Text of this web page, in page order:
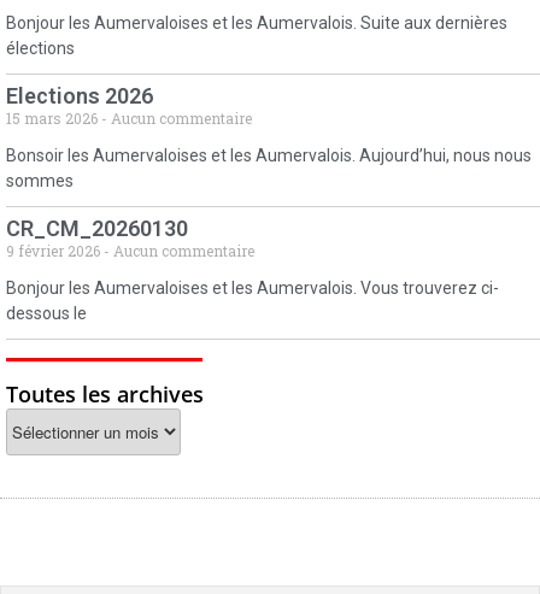
Bonjour les Aumervaloises et les Aumervalois. Suite aux dernières
élections
Elections 2026
15 mars 2026
Aucun commentaire
Bonsoir les Aumervaloises et les Aumervalois. Aujourd’hui, nous nous
sommes
CR_CM_20260130
9 février 2026
Aucun commentaire
Bonjour les Aumervaloises et les Aumervalois. Vous trouverez ci-
dessous le
Toutes les archives